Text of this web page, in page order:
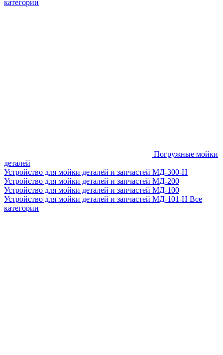
категории
Погружные мойки
деталей
Устройство для мойки деталей и запчастей МД-300-H
Устройство для мойки деталей и запчастей МД-200
Устройство для мойки деталей и запчастей МД-100
Устройство для мойки деталей и запчастей МД-101-Н Все
категории